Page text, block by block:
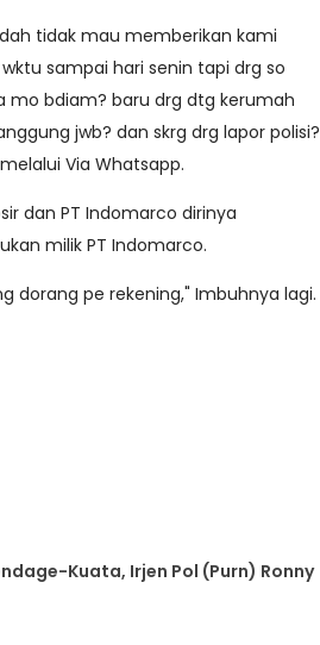
tidak mau memberikan kami
sampai hari senin tapi drg so
mo bdiam? baru drg dtg kerumah
jwb? dan skrg drg lapor polisi?
Via Whatsapp.
dan PT Indomarco dirinya
milik PT Indomarco.
dorang pe rekening," Imbuhnya lagi.
Kuata, Irjen Pol (Purn) Ronny